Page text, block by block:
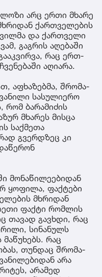
არც ერთი მხარე
ქართველების
და ქართველი
გაგრის აღებაში
რაც ერთ-
აღიარა.
აფხაზებმა, შრომა-
სასულიერო
რომ ბარამიძის
მხარეს მისცა
საქმეთა
გვერდზეც კი
მონაწილეებიდან
ყოფილა, ფაქტები
მხრიდან
ფაქტი რომლის
თავად გავხდი, რაც
სინანულს
რაც
თუნდაც შრომა-
არა
არამედ